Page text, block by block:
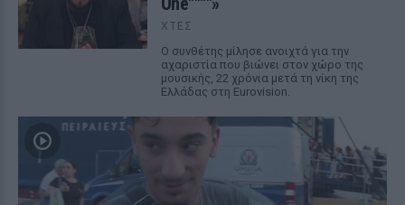
ΧΤΕΣ
Ο συνθέτης μίλησε ανοιχτά για την
αχαριστία που βιώνει στον χώρο της
μουσικής, 22 χρόνια μετά τη νίκη της
Ελλάδας στη Eurovision.